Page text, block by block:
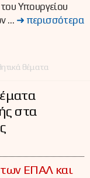
Υπουργείου
… ➜ περισσότερα
θέματα
στα
ΕΠΑΛ και